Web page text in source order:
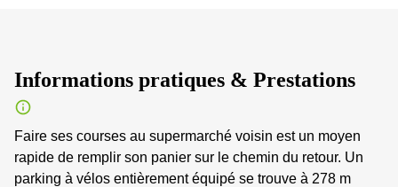
Informations pratiques & Prestations
Faire ses courses au supermarché voisin est un moyen
rapide de remplir son panier sur le chemin du retour. Un
parking à vélos entièrement équipé se trouve à 278 m